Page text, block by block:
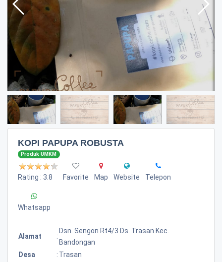
KOPI PAPUPA ROBUSTA
Produk UMKM
Rating : 3.8 Favorite Map Website Telepon
Whatsapp
Alamat :
Dsn. Sengon Rt4/3 Ds. Trasan Kec.
Bandongan
Desa
: Trasan